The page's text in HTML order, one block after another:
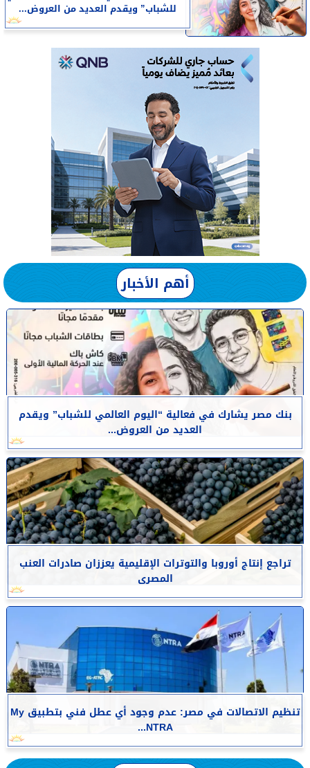
للشباب” ويقدم العديد من العروض...
أهم الأخبار
بنك مصر يشارك في فعالية “اليوم العالمي للشباب” ويقدم
العديد من العروض...
تراجع إنتاج أوروبا والتوترات الإقليمية يعززان صادرات العنب
المصرى
تنظيم الاتصالات في مصر: عدم وجود أي عطل فني بتطبيق My
NTRA...